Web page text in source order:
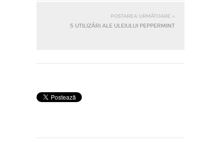
POSTAREA URMĂTOARE »
5 UTILIZĂRI ALE ULEIULUI PEPPERMINT